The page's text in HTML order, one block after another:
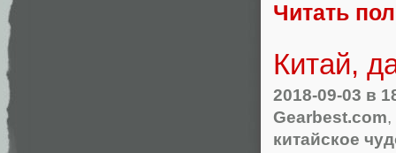
Читать
Китай,
2018-09-03 в
Gearbest.com,
китайское